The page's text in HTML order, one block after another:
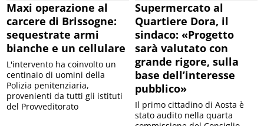
Maxi operazione al
carcere di Brissogne:
sequestrate armi
bianche e un cellulare
L'intervento ha coinvolto un
centinaio di uomini della
Polizia penitenziaria,
provenienti da tutti gli istituti
del Provveditorato
Supermercato al
Quartiere Dora, il
sindaco: «Progetto
sarà valutato con
grande rigore, sulla
base dell’interesse
pubblico»
Il primo cittadino di Aosta è
stato audito nella quarta